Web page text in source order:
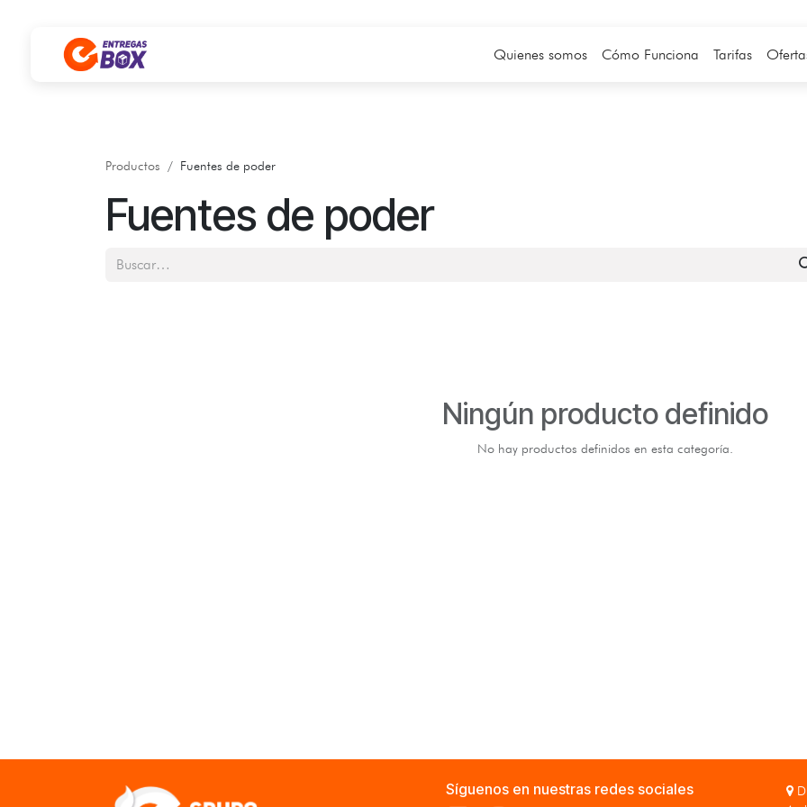
Quienes somos Cómo Funciona Tarifas
Productos Fuentes de poder
Fuentes de poder
Ningún producto definido
No hay productos definidos en esta categoría.
Síguenos en nuestras redes sociales